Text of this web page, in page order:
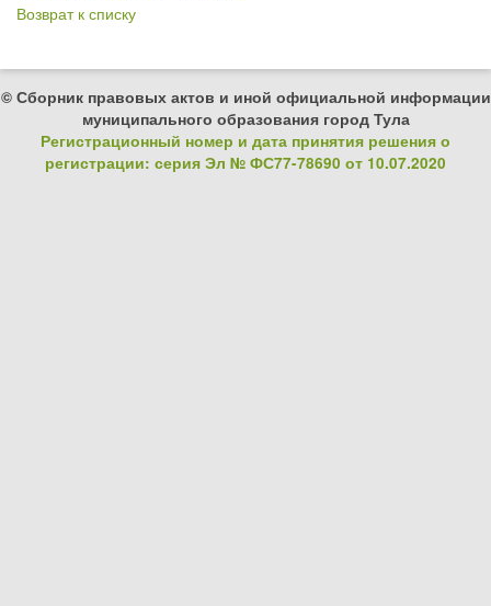
Возврат к списку
© Сборник правовых актов и иной официальной информации
муниципального образования город Тула
Регистрационный номер и дата принятия решения о
регистрации: серия Эл № ФС77-78690 от 10.07.2020